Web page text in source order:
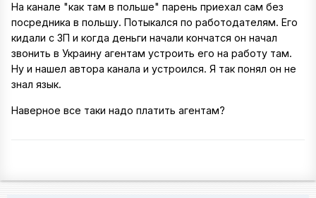
На канале "как там в польше" парень приехал сам без
посредника в польшу. Потыкался по работодателям. Его
кидали с ЗП и когда деньги начали кончатся он начал
звонить в Украину агентам устроить его на работу там.
Ну и нашел автора канала и устроился. Я так понял он не
знал язык.
Наверное все таки надо платить агентам?